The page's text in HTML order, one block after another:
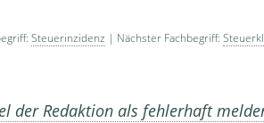
Steuerinzidenz | Nächster Fachbegriff:
der Redaktion als fehlerhaft